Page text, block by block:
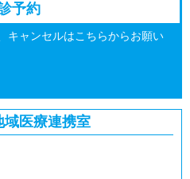
予約
キャンセルはこちらからお願い
域医療連携室